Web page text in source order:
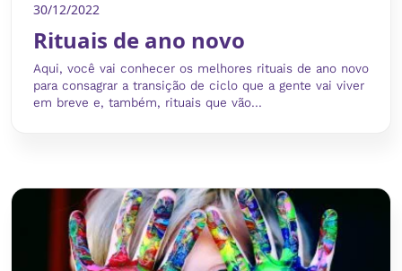
30/12/2022
Rituais de ano novo
Aqui, você vai conhecer os melhores rituais de ano novo
para consagrar a transição de ciclo que a gente vai viver
em breve e, também, rituais que vão...